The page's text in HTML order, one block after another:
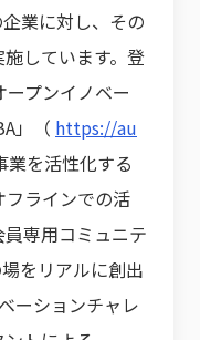
業に対し、その
しています。登
プンイノベー
」（ https://au
業を活性化する
フラインでの活
専用コミュニテ
をリアルに創出
ーションチャレ